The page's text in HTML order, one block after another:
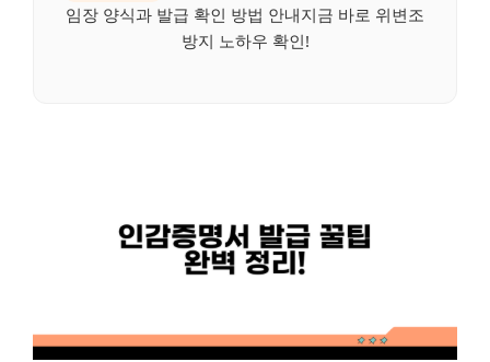
임장 양식과 발급 확인 방법 안내지금 바로 위변조
방지 노하우 확인!